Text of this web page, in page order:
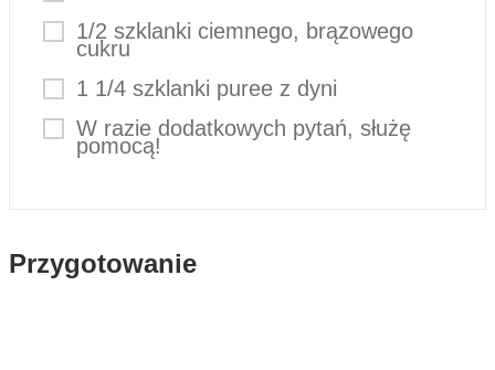
1/2 szklanki ciemnego, brązowego
cukru
1 1/4 szklanki puree z dyni
W razie dodatkowych pytań, służę
pomocą!
Przygotowanie